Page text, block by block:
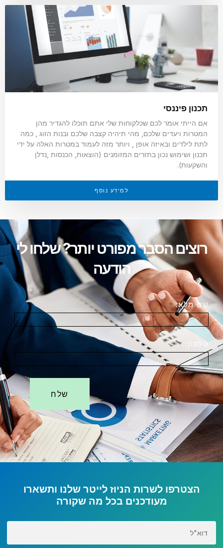
תכנון פיננסי
אם הייתי אומר לכם שכלקוחות שלי אתם תוכלו להגדיר מהן
המטרות ויעדים שלכם, מהי תיהיה קצבה שלכם ובנות הזוג , כמה
לתת לילדים ובאיזה אופן , ויותר מזה לעמוד במטרות האלה על ידי
תכנון ושימוש נכון בתזרים המזומנים (הוצאות, הכנסות ,נדלן
והשקעות).
למידע נוסף
רוצים הסבר מפורט יותר? שלחו לי
הודעה
שם מלא: *
טלפון: *
שלח
הצטרפו לשרות הניוז לייטר שלנו ותשארו
מעודכנים בכל מה שקורה